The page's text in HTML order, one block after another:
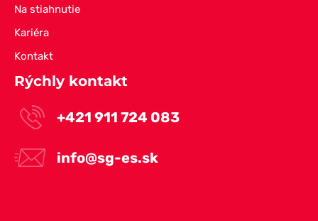
Na stiahnutie
Kariéra
Kontakt
Rýchly kontakt
+421 911 724 083
info@sg-es.sk